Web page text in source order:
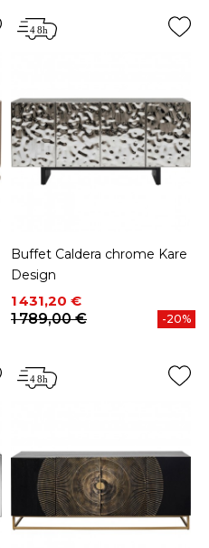
Buffet Caldera chrome Kare
Design
Prix
1 431,20 €
Prix de base
1 789,00 €
-20%